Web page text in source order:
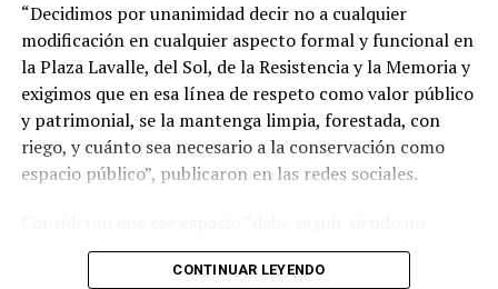
“Decidimos por unanimidad decir no a cualquier
modificación en cualquier aspecto formal y funcional en
la Plaza Lavalle, del Sol, de la Resistencia y la Memoria y
exigimos que en esa línea de respeto como valor público
y patrimonial, se la mantenga limpia, forestada, con
riego, y cuánto sea necesario a la conservación como
espacio público”, publicaron en las redes sociales.
espacio público identitario y no un proyecto
permanente de emprendimientos privados” y a tal fin
CONTINUAR LEYENDO